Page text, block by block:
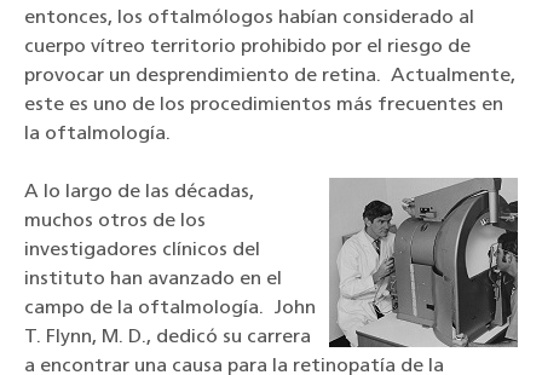
entonces, los oftalmólogos habían considerado al
cuerpo vítreo territorio prohibido por el riesgo de
provocar un desprendimiento de retina. Actualmente,
este es uno de los procedimientos más frecuentes en
la oftalmología.
A lo largo de las décadas,
muchos otros de los
investigadores clínicos del
instituto han avanzado en el
campo de la oftalmología. John
T. Flynn, M. D., dedicó su carrera
a encontrar una causa para la retinopatía de la